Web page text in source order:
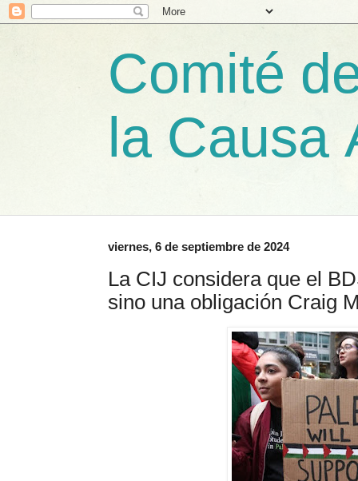
Comité
la Causa
viernes, 6 de septiembre de 2024
La CIJ considera que el
sino una obligación Craig